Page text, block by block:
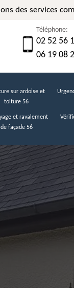
des services
Téléphone:
02 52 56
06 19 08
sur ardoise et
toiture 56
et ravalement
de façade 56